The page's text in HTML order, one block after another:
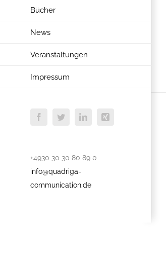
Bücher
News
Veranstaltungen
Impressum
FacebookTwitterLinkedInXing
+4930 30 30 80 89 0
info@quadriga-
communication.de